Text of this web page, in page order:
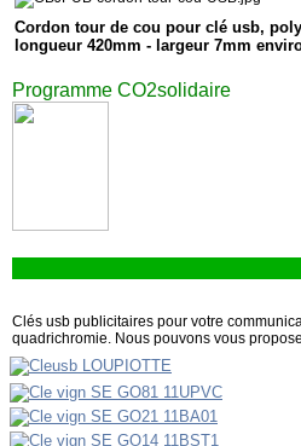
Cordon tour de cou pour clé usb,
longueur 420mm - largeur 7mm
Programme CO2solidaire
Clés usb publicitaires pour votre
quadrichromie. Nous pouvons vous